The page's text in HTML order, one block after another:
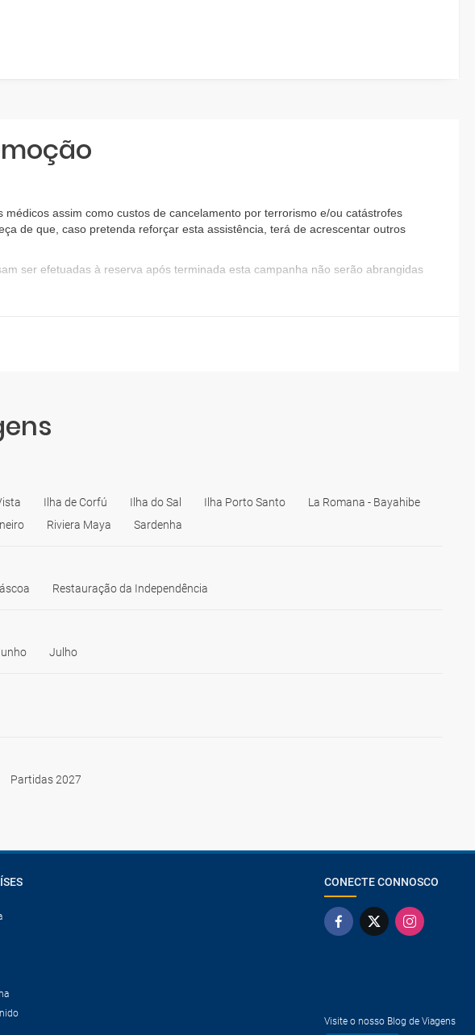
assim como custos de cancelamento por terrorismo e/ou catástrofes
de que, caso pretenda reforçar esta assistência, terá de acrescentar outros
ser efetuadas à reserva após terminada esta campanha não serão abrangidas
Ilha de Corfú Ilha do Sal Ilha Porto Santo
La Romana - Bayahibe
Riviera Maya Sardenha
Restauração da Independência
Julho
Partidas 2027
CONECTE CONNOSCO
Visite o nosso Blog de Viagens